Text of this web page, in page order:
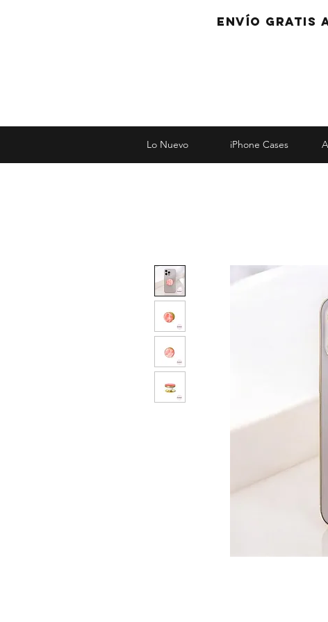
Envío gratis
Lo Nuevo iPhone Cases